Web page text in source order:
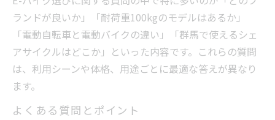
ランドが良いか」「耐荷重100kgのモデルはあるか」
「電動自転車と電動バイクの違い」「群馬で使えるシェ
アサイクルはどこか」といった内容です。これらの質問
は、利用シーンや体格、用途ごとに最適な答えが異なり
ます。
よくある質問とポイント